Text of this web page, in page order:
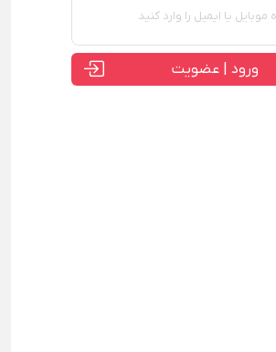
ورود | عضویت